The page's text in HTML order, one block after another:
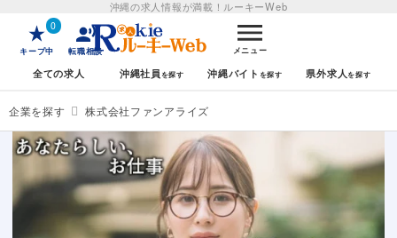
沖縄の求人情報が満載！ ルーキーWeb
0
キープ中 転職相談 メニュー
全ての求人 沖縄社員 沖縄バイト 県外求人
企業を探す 株式会社ファンアライズ